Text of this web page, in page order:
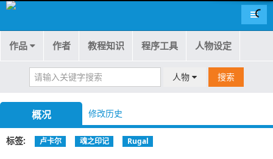
导航
作品 作者 教程知识 程序工具 人物设定
人物 搜索
概况 修改历史
标签 卢卡尔 魂之印记 Rugal